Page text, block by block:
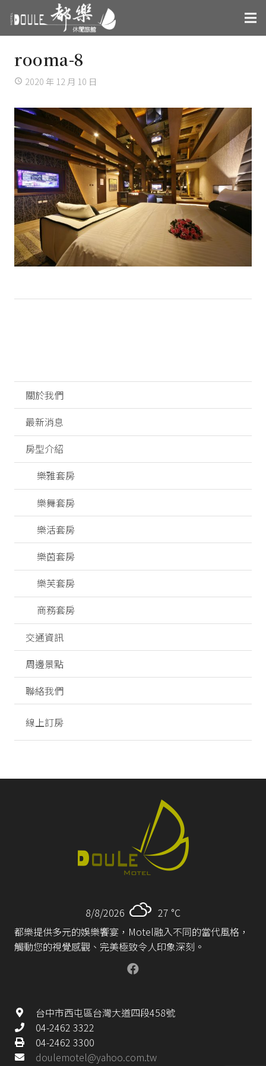
rooma-8
access_time 2020 年 12 月 10 日
關於我們
最新消息
房型介紹
樂雅套房
樂舞套房
樂活套房
樂茵套房
樂芙套房
商務套房
交通資訊
周邊景點
聯絡我們
線上訂房
8/8/2026 27 °C
都樂提供多元的娛樂饗宴，Motel融入不同的當代風格，
觸動您的視覺感觀、完美極致令人印象深刻。
台中市西屯區台灣大道四段458號
04-2462 3322
04-2462 3300
doulemotel@yahoo.com.tw